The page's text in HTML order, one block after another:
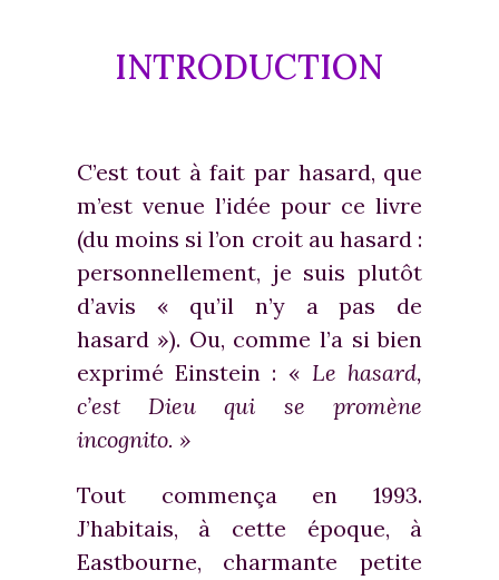
INTRODUCTION
C’est tout à fait par hasard, que
m’est venue l’idée pour ce livre
(du moins si l’on croit au hasard :
personnellement, je suis plutôt
d’avis « qu’il n’y a pas de
hasard »). Ou, comme l’a si bien
exprimé Einstein : « Le hasard,
c’est Dieu qui se promène
incognito. »
Tout commença en 1993.
J’habitais, à cette époque, à
Eastbourne, charmante petite